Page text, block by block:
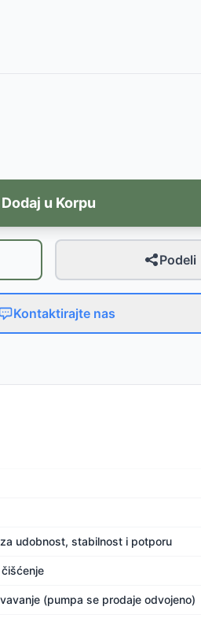
Dodaj u Korpu
Podeli
Kontaktirajte nas
udobnost, stabilnost i potporu
(pumpa se prodaje odvojeno)